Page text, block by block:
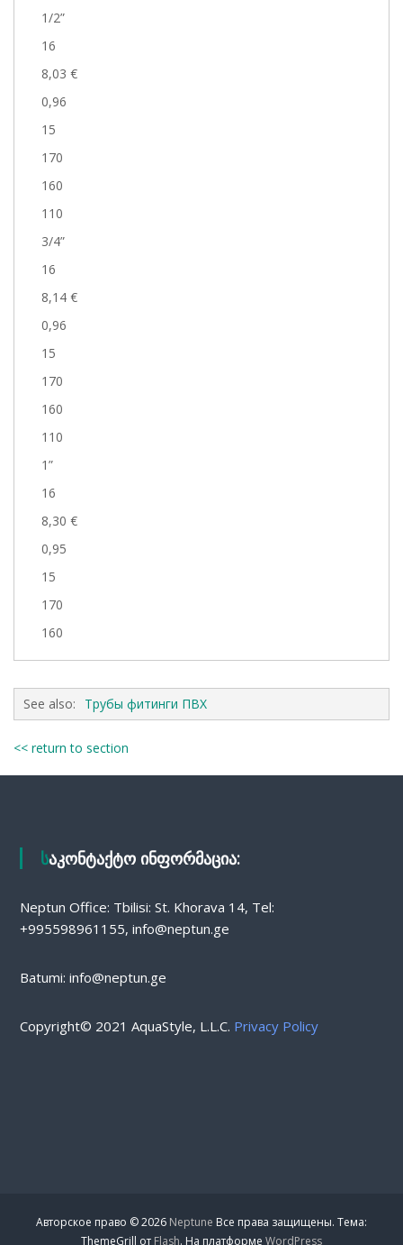
1/2”
16
8,03 €
0,96
15
170
160
110
3/4”
16
8,14 €
0,96
15
170
160
110
1”
16
8,30 €
0,95
15
170
160
See also: Трубы фитинги ПВХ
<< return to section
საკონტაქტო ინფორმაცია:
Neptun Office: Tbilisi: St. Khorava 14, Tel:
+995598961155, info@neptun.ge
Batumi: info@neptun.ge
Copyright© 2021 AquaStyle, L.L.C. Privacy Policy
Авторское право © 2026 Neptune Все права защищены. Тема:
ThemeGrill от Flash. На платформе WordPress